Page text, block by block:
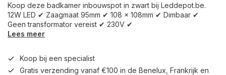
Koop deze badkamer inbouwspot in zwart bij Leddepot.be.
12W LED ✔ Zaagmaat 95mm ✔ 108 x 108mm ✔ Dimbaar ✔
Geen transformator vereist ✔ 230V ✔
Lees meer
Koop bij een specialist
Gratis verzending vanaf €100 in de Benelux, Frankrijk en